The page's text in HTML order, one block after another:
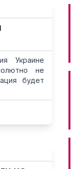
Украине
не
будет